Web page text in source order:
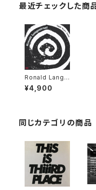
最近チェックした商
Ronald Lange
straat - Light
Years Away "L
¥4,900
同じカテゴリの商品